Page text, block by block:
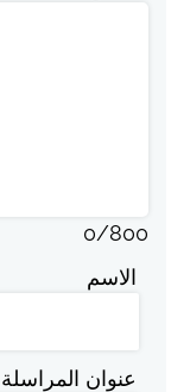
0/800
الاسم
عنوان المراسلة